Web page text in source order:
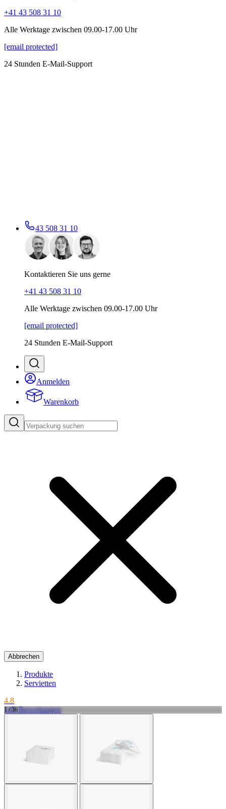
+41 43 508 31 10
Alle Werktage zwischen 09.00-17.00 Uhr
[email protected]
24 Stunden E-Mail-Support
43 508 31 10
Kontaktieren Sie uns gerne
+41 43 508 31 10
Alle Werktage zwischen 09.00-17.00 Uhr
[email protected]
24 Stunden E-Mail-Support
Anmelden
Warenkorb
Abbrechen
Produkte
Servietten
4.8
145 Bewertungen
1 / 36